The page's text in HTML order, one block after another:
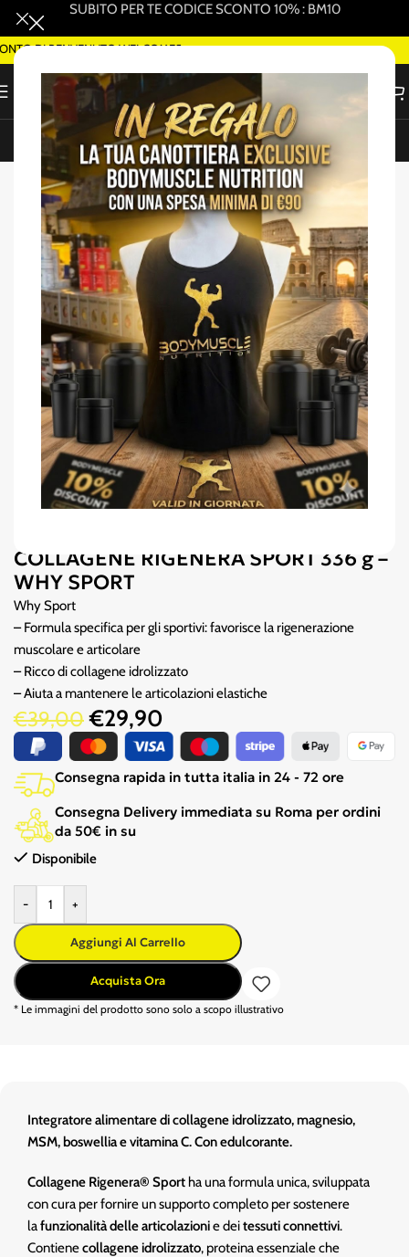
SUBITO PER TE CODICE SCONTO 10% : BM10
DI BENVENUTO WELCOME5
ORDINA SMART DELIVERY SU WHATSAPP (ROMA)
Home/ Collagene
-23%
COLLAGENE RIGENERA SPORT 336 g –
WHY SPORT
Why Sport
– Formula specifica per gli sportivi: favorisce la rigenerazione
muscolare e articolare
– Ricco di collagene idrolizzato
– Aiuta a mantenere le articolazioni elastiche
€39,00 €29,90
Consegna rapida in tutta italia in 24 - 72 ore
Consegna Delivery immediata su Roma per ordini
da 50€ in su
Disponibile
- +
Aggiungi Al Carrello
Acquista Ora
* Le immagini del prodotto sono solo a scopo illustrativo
Integratore alimentare di collagene idrolizzato, magnesio,
MSM, boswellia e vitamina C. Con edulcorante.
Collagene Rigenera® Sport ha una formula unica, sviluppata
con cura per fornire un supporto completo per sostenere
lafunzionalità delle articolazionie deitessuti connettivi.
Contienecollagene idrolizzato, proteina essenziale che